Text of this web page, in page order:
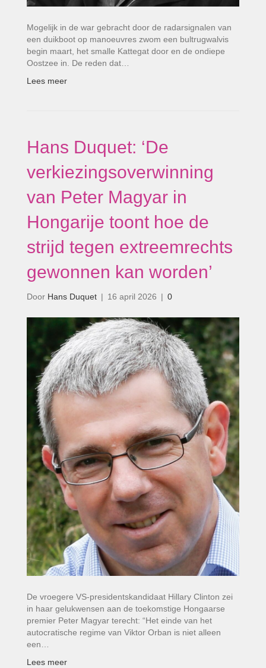
Mogelijk in de war gebracht door de radarsignalen van
een duikboot op manoeuvres zwom een bultrugwalvis
begin maart, het smalle Kattegat door en de ondiepe
Oostzee in. De reden dat…
Lees meer
Hans Duquet: ‘De
verkiezingsoverwinning
van Peter Magyar in
Hongarije toont hoe de
strijd tegen extreemrechts
gewonnen kan worden’
Door Hans Duquet | 16 april 2026 | 0
De vroegere VS-presidentskandidaat Hillary Clinton zei
in haar gelukwensen aan de toekomstige Hongaarse
premier Peter Magyar terecht: “Het einde van het
autocratische regime van Viktor Orban is niet alleen
een…
Lees meer